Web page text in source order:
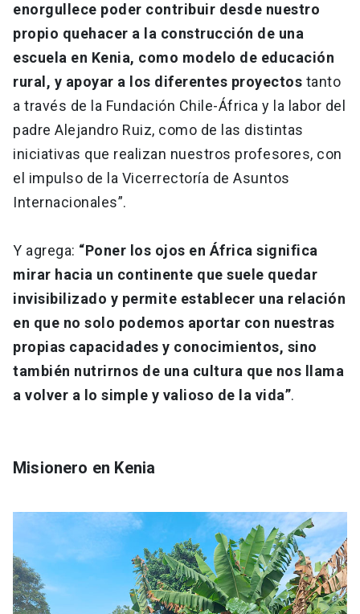
enorgullece poder contribuir desde nuestro
propio quehacer a la construcción de una
escuela en Kenia, como modelo de educación
rural, y apoyar a los diferentes proyectos tanto
a través de la Fundación Chile-África y la labor del
padre Alejandro Ruiz, como de las distintas
iniciativas que realizan nuestros profesores, con
el impulso de la Vicerrectoría de Asuntos
Internacionales”.
Y agrega: “Poner los ojos en África significa
mirar hacia un continente que suele quedar
invisibilizado y permite establecer una relación
en que no solo podemos aportar con nuestras
propias capacidades y conocimientos, sino
también nutrirnos de una cultura que nos llama
a volver a lo simple y valioso de la vida”.
Misionero en Kenia